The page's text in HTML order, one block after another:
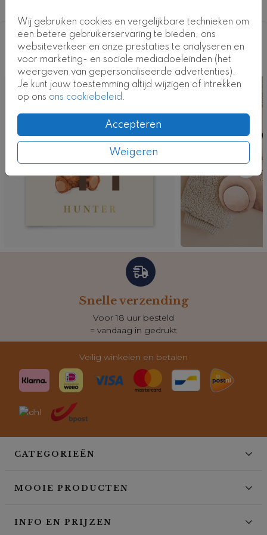
Wij gebruiken cookies en vergelijkbare technieken om
een betere gebruikerservaring te bieden, ons
websiteverkeer en onze prestaties te analyseren en
voor marketing- en sociale mediadoeleinden (het
weergeven van gepersonaliseerde advertenties).
Je kunt jouw toestemming altijd wijzigen of intrekken
op ons ons cookiebeleid.
Accepteren
Weigeren
Heb je hulp nodig bij het positioneren van de
onderdelen van het beertje? Neem dan contact op
met de klantenservice, we helpen je graag.
Kaartcode: 1053-m3
Deze ontwerpen vind je misschien ook
leuk
Kaart
Snelle verzending
Voor 18 uur besteld
= vandaag in gedrukt
Veilig winkelen en betalen
CATEGORIEËN
MOOIE PRODUCTEN
INFO EN PRIJZEN